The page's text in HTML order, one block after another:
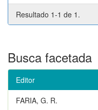
Resultado 1-1 de 1.
Busca facetada
Editor
FARIA, G. R.